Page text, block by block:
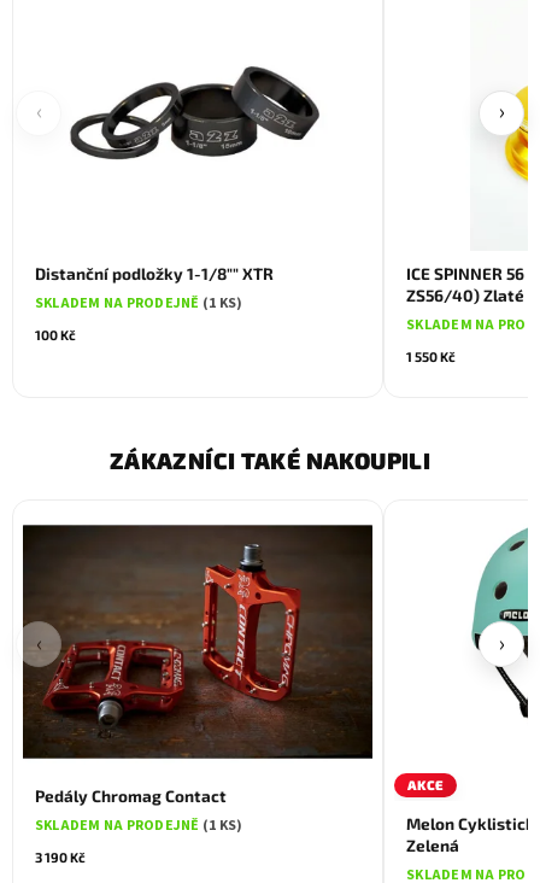
‹
Distanční podložky 1-1/8"" XTR
SKLADEM NA PRODEJNĚ (1 KS)
100 Kč
ICE SPINNER
ZS56/40) Zlaté
SKLADEM NA
1 550 Kč
›
ZÁKAZNÍCI TAKÉ NAKOUPILI
‹
Pedály Chromag Contact
SKLADEM NA PRODEJNĚ (1 KS)
3 190 Kč
AKCE
Melon
Zelená
SKLADEM NA
›